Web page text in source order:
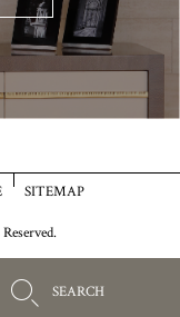
SEARCH
SITEMAP